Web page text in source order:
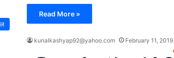
Read More »
kunalkashyap92@yahoo.com
February 11, 2019